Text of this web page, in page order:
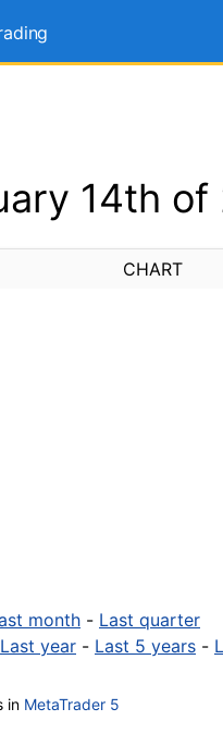
14th of
CHART
month - Last quarter
Last year - Last 5 years -
in MetaTrader 5